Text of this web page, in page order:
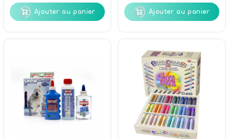
Ajouter au panier Ajouter au panier